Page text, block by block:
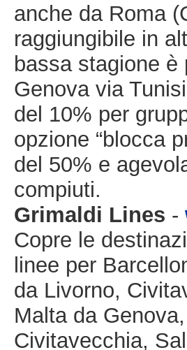
anche da Roma
raggiungibile in
bassa stagione
Genova via
del 10% per
opzione “blocca
del 50% e
compiuti.
Grimaldi Lines -
Copre le
linee per
da Livorno,
Malta da
Civitavecchia,